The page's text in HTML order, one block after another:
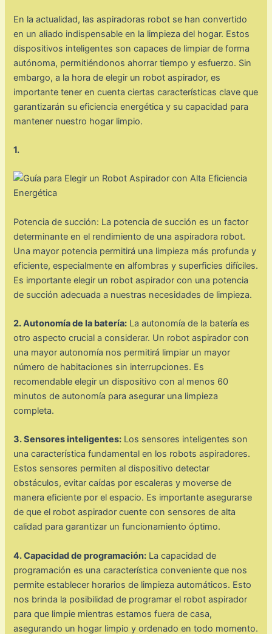
En la actualidad, las aspiradoras robot se han convertido
en un aliado indispensable en la limpieza del hogar. Estos
dispositivos inteligentes son capaces de limpiar de forma
autónoma, permitiéndonos ahorrar tiempo y esfuerzo. Sin
embargo, a la hora de elegir un robot aspirador, es
importante tener en cuenta ciertas características clave que
garantizarán su eficiencia energética y su capacidad para
mantener nuestro hogar limpio.
1.
Potencia de succión: La potencia de succión es un factor
determinante en el rendimiento de una aspiradora robot.
Una mayor potencia permitirá una limpieza más profunda y
eficiente, especialmente en alfombras y superficies difíciles.
Es importante elegir un robot aspirador con una potencia
de succión adecuada a nuestras necesidades de limpieza.
2. Autonomía de la batería: La autonomía de la batería es
otro aspecto crucial a considerar. Un robot aspirador con
una mayor autonomía nos permitirá limpiar un mayor
número de habitaciones sin interrupciones. Es
recomendable elegir un dispositivo con al menos 60
minutos de autonomía para asegurar una limpieza
completa.
3. Sensores inteligentes: Los sensores inteligentes son
una característica fundamental en los robots aspiradores.
Estos sensores permiten al dispositivo detectar
obstáculos, evitar caídas por escaleras y moverse de
manera eficiente por el espacio. Es importante asegurarse
de que el robot aspirador cuente con sensores de alta
calidad para garantizar un funcionamiento óptimo.
4. Capacidad de programación: La capacidad de
programación es una característica conveniente que nos
permite establecer horarios de limpieza automáticos. Esto
nos brinda la posibilidad de programar el robot aspirador
para que limpie mientras estamos fuera de casa,
asegurando un hogar limpio y ordenado en todo momento.